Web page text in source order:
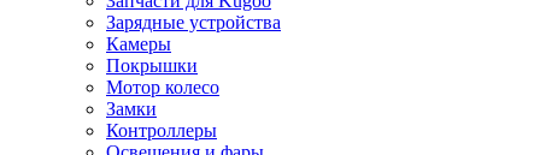
Зарядные устройства
Камеры
Покрышки
Мотор колесо
Замки
Контроллеры